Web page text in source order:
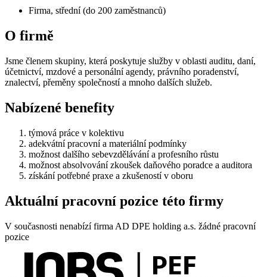
Firma, střední (do 200 zaměstnanců)
O firmě
Jsme členem skupiny, která poskytuje služby v oblasti auditu, daní,
účetnictví, mzdové a personální agendy, právního poradenství,
znalectví, přeměny společností a mnoho dalších služeb.
Nabízené benefity
týmová práce v kolektivu
adekvátní pracovní a materiální podmínky
možnost dalšího sebevzdělávání a profesního růstu
možnost absolvování zkoušek daňového poradce a auditora
získání potřebné praxe a zkušeností v oboru
Aktuální pracovní pozice této firmy
V současnosti nenabízí firma AD DPE holding a.s. žádné pracovní
pozice